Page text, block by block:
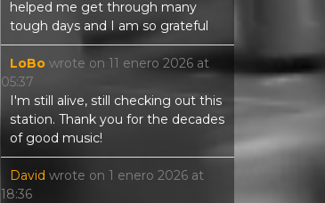
helped me get through many
tough days and I am so grateful
LoBo wrote on 11 enero 2026 at
05:37
I'm still alive, still checking out this
station. Thank you for the decades
of good music!
David wrote on 1 enero 2026 at
18:36